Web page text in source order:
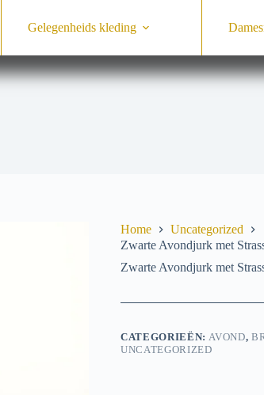
Gelegenheids­ kleding
Home
Uncategorized
Zwarte Avondjurk met
Zwarte Avondjurk met
CATEGORIEËN: AVOND,
UNCATEGORIZED